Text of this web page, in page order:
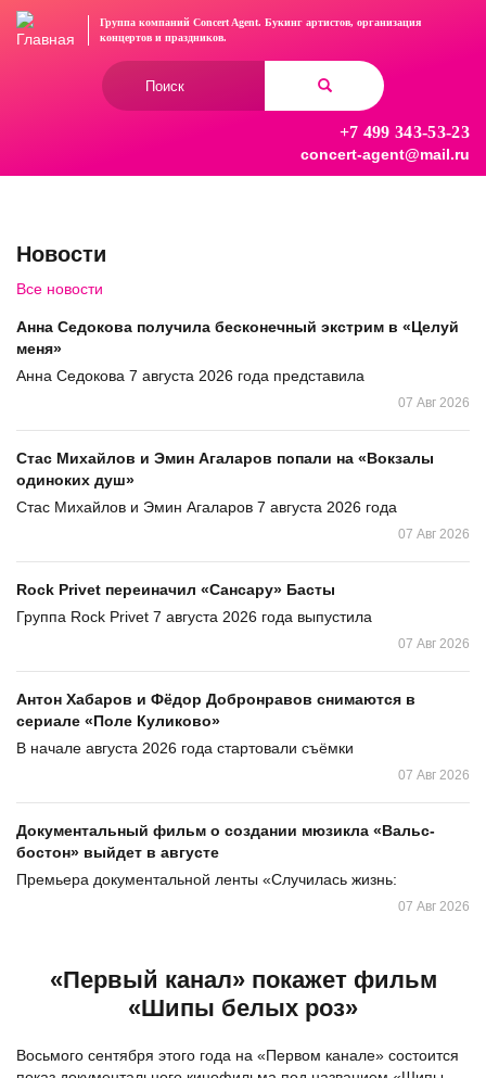
Перейти
Группа компаний Concert Agent. Букинг артистов, организация
концертови праздников.
+7 499 343-53-23
concert-agent@mail.ru
Новости
Все новости
Анна Седокова получила бесконечный экстрим в «Целуй
меня»
Анна Седокова 7 августа 2026 года представила
07 Авг 2026
Стас Михайлов и Эмин Агаларов попали на «Вокзалы
одиноких душ»
Стас Михайлов и Эмин Агаларов 7 августа 2026 года
07 Авг 2026
Rock Privet переиначил «Сансару» Басты
Группа Rock Privet 7 августа 2026 года выпустила
07 Авг 2026
Антон Хабаров и Фёдор Добронравов снимаются в
сериале «Поле Куликово»
В начале августа 2026 года стартовали съёмки
07 Авг 2026
Документальный фильм о создании мюзикла «Вальс-
бостон» выйдет в августе
Премьера документальной ленты «Случилась жизнь:
07 Авг 2026
«Первый канал» покажет фильм
«Шипы белых роз»
Восьмого сентября этого года на «Первом канале» состоится